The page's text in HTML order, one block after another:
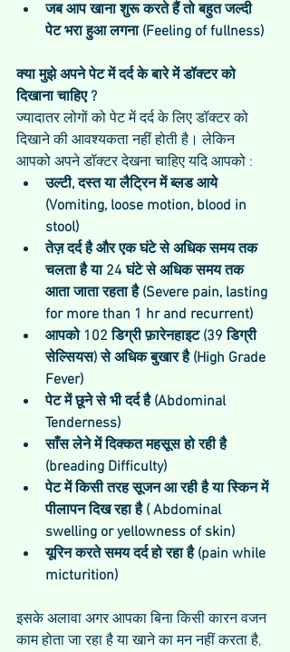
जब आप खाना शुरू करते हैं तो बहुत जल्दी
पेट भरा हुआ लगना (Feeling of fullness)
क्या मुझे अपने पेट में दर्द के बारे में डॉक्टर को
दिखाना चाहिए ?
ज्यादातर लोगों को पेट में दर्द के लिए डॉक्टर को
दिखाने की आवश्यकता नहीं होती है। लेकिन
आपको अपने डॉक्टर देखना चाहिए यदि आपको :
उल्टी, दस्त या लैट्रिन में ब्लड आये
(Vomiting, loose motion, blood in
stool)
तेज़ दर्द है और एक घंटे से अधिक समय तक
चलता है या 24 घंटे से अधिक समय तक
आता जाता रहता है (Severe pain, lasting
for more than 1 hr and recurrent)
आपको 102 डिग्री फ़ारेनहाइट (39 डिग्री
सेल्सियस) से अधिक बुखार है (High Grade
Fever)
पेट में छूने से भी दर्द है (Abdominal
Tenderness)
साँस लेने में दिक्कत महसूस हो रही है
(breading Difficulty)
पेट में किसी तरह सूजन आ रही है या स्किन में
पीलापन दिख रहा है ( Abdominal
swelling or yellowness of skin)
यूरिन करते समय दर्द हो रहा है (pain while
micturition)
इसके अलावा अगर आपका बिना किसी कारन वजन
काम होता जा रहा है या खाने का मन नहीं करता है,